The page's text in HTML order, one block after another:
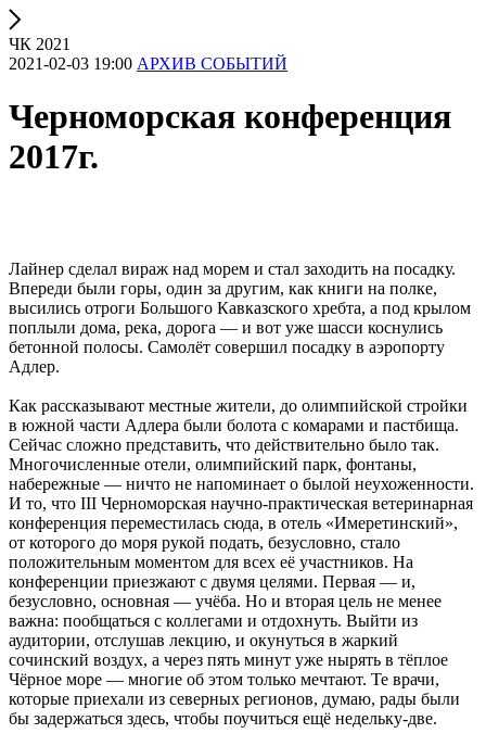
ЧК 2021
2021-02-03 19:00 АРХИВ СОБЫТИЙ
Черноморская конференция
2017г.
Лайнер сделал вираж над морем и стал заходить на посадку.
Впереди были горы, один за другим, как книги на полке,
высились отроги Большого Кавказского хребта, а под крылом
поплыли дома, река, дорога — и вот уже шасси коснулись
бетонной полосы. Самолёт совершил посадку в аэропорту
Адлер.
Как рассказывают местные жители, до олимпийской стройки
в южной части Адлера были болота с комарами и пастбища.
Сейчас сложно представить, что действительно было так.
Многочисленные отели, олимпийский парк, фонтаны,
набережные — ничто не напоминает о былой неухоженности.
И то, что III Черноморская научно-практическая ветеринарная
конференция переместилась сюда, в отель «Имеретинский»,
от которого до моря рукой подать, безусловно, стало
положительным моментом для всех её участников. На
конференции приезжают с двумя целями. Первая — и,
безусловно, основная — учёба. Но и вторая цель не менее
важна: пообщаться с коллегами и отдохнуть. Выйти из
аудитории, отслушав лекцию, и окунуться в жаркий
сочинский воздух, а через пять минут уже нырять в тёплое
Чёрное море — многие об этом только мечтают. Те врачи,
которые приехали из северных регионов, думаю, рады были
бы задержаться здесь, чтобы поучиться ещё недельку-две.